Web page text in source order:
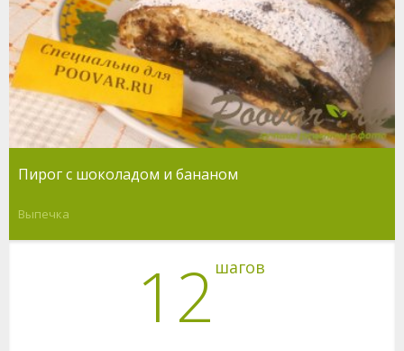
Пирог с шоколадом и бананом
Выпечка
12 шагов